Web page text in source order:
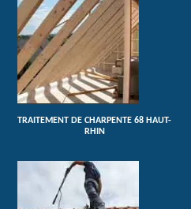
TRAITEMENT DE CHARPENTE 68 HAUT-
RHIN